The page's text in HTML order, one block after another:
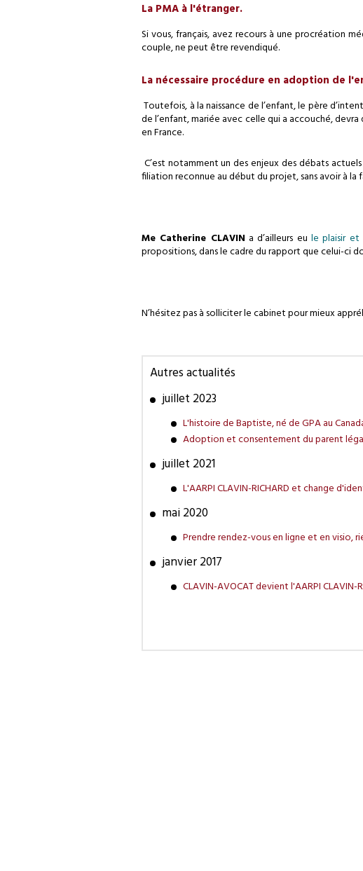
La PMA à l'étranger.
Si vous, français, avez recours à une procréation
couple, ne peut être revendiqué.
La nécessaire procédure en adoption de
Toutefois, à la naissance de l’enfant, le père
de l’enfant, mariée avec celle qui a accouché,
en France.
C’est notamment un des enjeux des débats
filiation reconnue au début du projet, sans avoir à la
Me Catherine CLAVIN a d’ailleurs eule plaisir et
propositions, dans le cadre du rapport que celui-ci
N’hésitez pas à solliciter le cabinet pour mieux
Autres actualités
juillet 2023
L'histoire de Baptiste, né de GPA au
Adoption et consentement du parent
juillet 2021
L'AARPI CLAVIN-RICHARD et change
mai 2020
Prendre rendez-vous en ligne et en visio,
janvier 2017
CLAVIN-AVOCAT devient l'AARPI